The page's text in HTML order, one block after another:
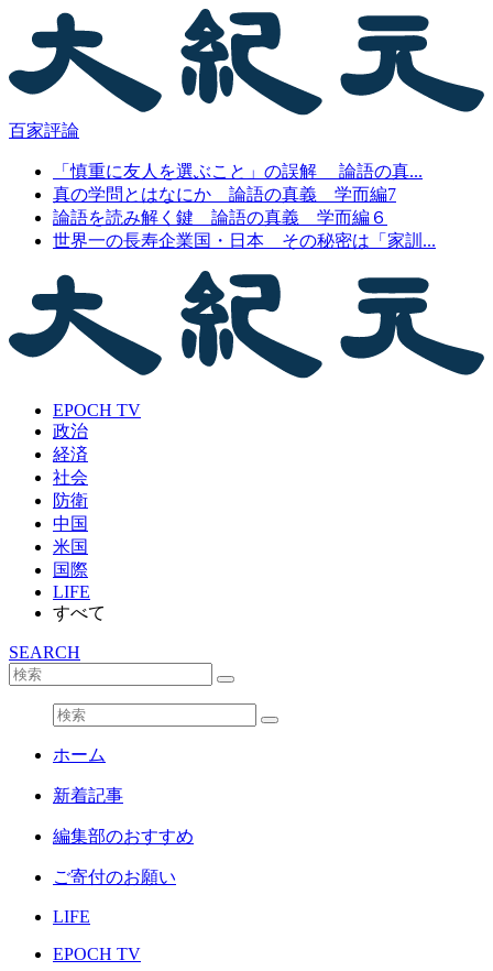
百家評論
「慎重に友人を選ぶこと」の誤解 論語の真...
真の学問とはなにか 論語の真義 学而編7
論語を読み解く鍵 論語の真義 学而編６
世界一の長寿企業国・日本 その秘密は「家訓...
EPOCH TV
政治
経済
社会
防衛
中国
米国
国際
LIFE
すべて
SEARCH
ホーム
新着記事
編集部のおすすめ
ご寄付のお願い
LIFE
EPOCH TV